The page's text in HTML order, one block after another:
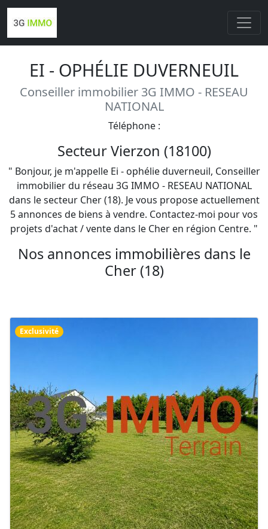
EI - OPHÉLIE DUVERNEUIL
Conseiller immobilier 3G IMMO - RESEAU
NATIONAL
Téléphone :
Secteur Vierzon (18100)
" Bonjour, je m'appelle Ei - ophélie duverneuil, Conseiller
immobilier du réseau 3G IMMO - RESEAU NATIONAL
dans le secteur Cher (18). Je vous propose actuellement
5 annonces de biens à vendre. Contactez-moi pour vos
projets d'achat / vente dans le Cher en région Centre. "
Nos annonces immobilières dans le
Cher (18)
Exclusivité